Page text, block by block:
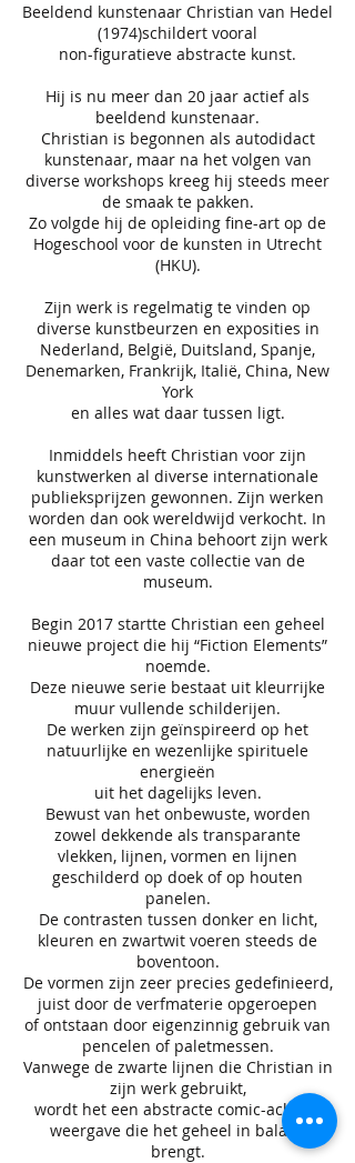
Beeldend kunstenaar Christian van Hedel
(1974)schildert vooral
non-figuratieve abstracte kunst.
Hij is nu meer dan 20 jaar actief als
beeldend kunstenaar.
Christian is begonnen als autodidact
kunstenaar, maar na het volgen van
diverse workshops kreeg hij steeds meer
de smaak te pakken.
Zo volgde hij de opleiding fine-art op de
Hogeschool voor de kunsten in Utrecht
(HKU).
Zijn werk is regelmatig te vinden op
diverse kunstbeurzen en exposities in
Nederland, België, Duitsland, Spanje,
Denemarken, Frankrijk, Italië, China, New
York
en alles wat daar tussen ligt.
Inmiddels heeft Christian voor zijn
kunstwerken al diverse internationale
publieksprijzen gewonnen. Zijn werken
worden dan ook wereldwijd verkocht. In
een museum in China behoort zijn werk
daar tot een vaste collectie van de
museum.
Begin 2017 startte Christian een geheel
nieuwe project die hij “Fiction Elements”
noemde.
Deze nieuwe serie bestaat uit kleurrijke
muur vullende schilderijen.
De werken zijn geïnspireerd op het
natuurlijke en wezenlijke spirituele
energieën
uit het dagelijks leven.
Bewust van het onbewuste, worden
zowel dekkende als transparante
vlekken, lijnen, vormen en lijnen
geschilderd op doek of op houten
panelen.
De contrasten tussen donker en licht,
kleuren en zwartwit voeren steeds de
boventoon.
De vormen zijn zeer precies gedefinieerd,
juist door de verfmaterie opgeroepen
of ontstaan door eigenzinnig gebruik van
pencelen of paletmessen.
Vanwege de zwarte lijnen die Christian in
zijn werk gebruikt,
wordt het een abstracte comic-achtige
weergave die het geheel in balans
brengt.